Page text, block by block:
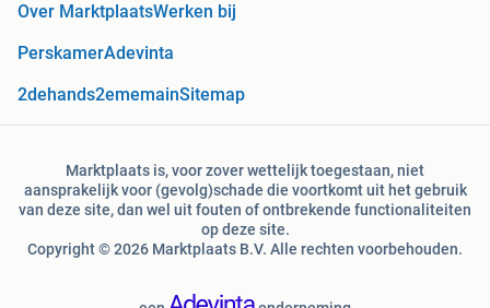
Over MarktplaatsWerken bij
PerskamerAdevinta
2dehands2ememainSitemap
Marktplaats is, voor zover wettelijk toegestaan, niet
aansprakelijk voor (gevolg)schade die voortkomt uit het gebruik
van deze site, dan wel uit fouten of ontbrekende functionaliteiten
op deze site.
Copyright © 2026 Marktplaats B.V. Alle rechten voorbehouden.